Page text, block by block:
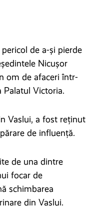
de a-și pierde
Nicușor
om de afaceri într-
Palatul Victoria.
Vaslui, a fost reținut
de influenţă.
de una dintre
focar de
schimbarea
din Vaslui.